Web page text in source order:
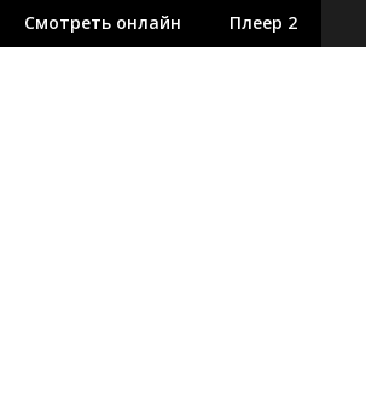
Смотреть онлайн Плеер 2